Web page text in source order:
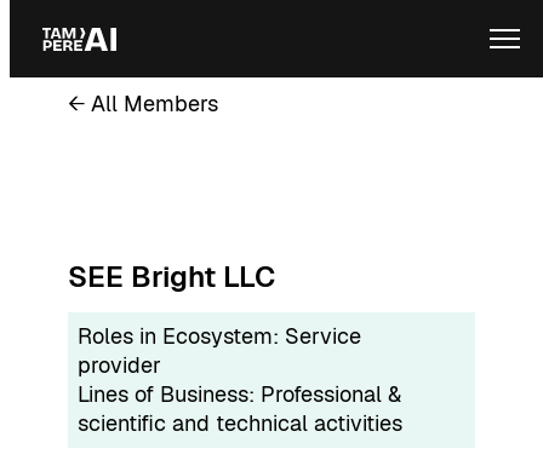
Skip
content
← All Members
SEE Bright LLC
Roles in Ecosystem: Service
provider
Lines of Business: Professional &
scientific and technical activities